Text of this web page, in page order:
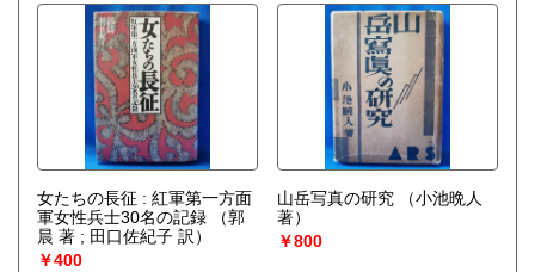
女たちの長征 : 紅軍第一方面
軍女性兵士30名の記録
（郭
晨 著 ; 田口佐紀子 訳）
￥400
山岳写真の研究
（小池晩人
著）
￥800